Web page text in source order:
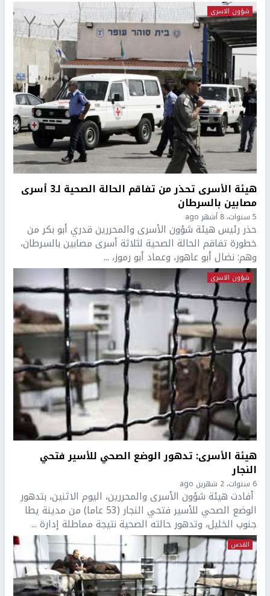
شؤون الاسرى
هيئة الأسرى تحذر من تفاقم الحالة الصحية لـ3 أسرى
مصابين بالسرطان
5 سنوات، 8 أشهر ago
حذر رئيس هيئة شؤون الأسرى والمحررين قدري أبو بكر من
خطورة تفاقم الحالة الصحية لثلاثة أسرى مصابين بالسرطان،
وهم: نضال أبو عاهور، وعماد أبو رموز، ...
شؤون الاسرى
هيئة الأسرى: تدهور الوضع الصحي للأسير فتحي
النجار
6 سنوات، 2 شهرين ago
أفادت هيئة شؤون الأسرى والمحررين، اليوم الاثنين، بتدهور
الوضع الصحي للأسير فتحي النجار (53 عاما) من مدينة يطا
جنوب الخليل، وتدهور حالته الصحية نتيجة مماطلة إدارة ...
القدس